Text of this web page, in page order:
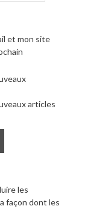
et mon site
articles
les
façon dont les